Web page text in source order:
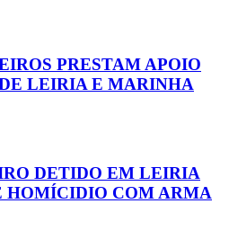
PRESTAM APOIO
LEIRIA E MARINHA
DETIDO EM LEIRIA
HOMÍCIDIO COM ARMA